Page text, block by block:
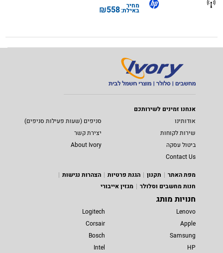
מחיר
באילת:558
₪
אנחנו זמינים לשירותכם
אודותינו
סניפים (שעות פעילות סניפים)
שירות לקוחות
יצירת קשר
ביטול עסקה
About Ivory
Contact Us
מפת האתר
תקנון הגנת פרטיות
הצהרות נגישות
חנות מחשבים וסלולר
מגזין אייבורי
חנויות מותג
Lenovo
Apple
Samsung
HP
Logitech
Corsair
Bosch
Intel